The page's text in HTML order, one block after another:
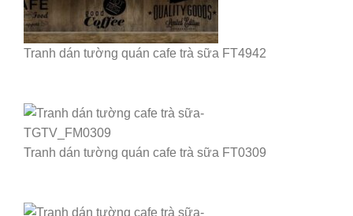
Tranh dán tường quán cafe trà sữa FT4942
Tranh dán tường quán cafe trà sữa FT0309